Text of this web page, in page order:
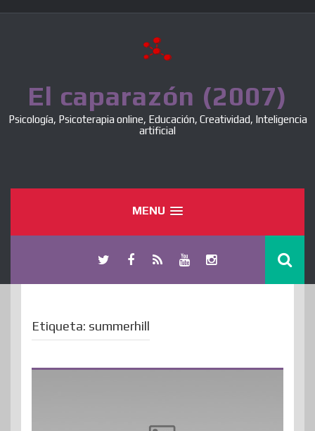
El caparazón (2007)
Psicología, Psicoterapia online, Educación, Creatividad, Inteligencia
artificial
MENU
Etiqueta: summerhill